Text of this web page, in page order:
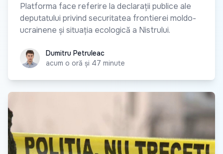
Platforma face referire la declarații publice ale
deputatului privind securitatea frontierei moldo-
ucrainene și situația ecologică a Nistrului.
Dumitru Petruleac
Dumitru Petruleac
acum o oră și 47 minute